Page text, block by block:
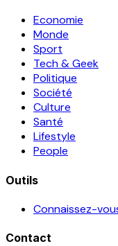
Economie
Monde
Sport
Tech & Geek
Politique
Société
Culture
Santé
Lifestyle
People
Outils
Connaissez-
Contact